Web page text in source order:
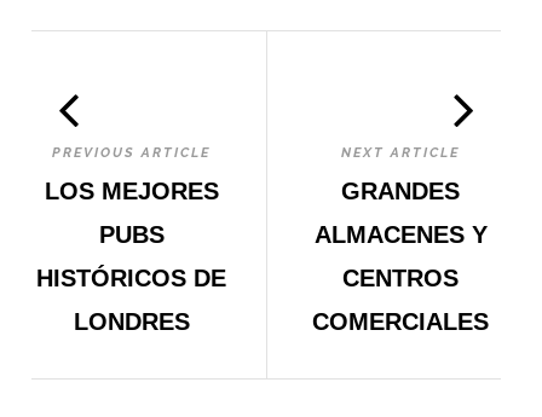
PREVIOUS ARTICLE
LOS MEJORES
PUBS
HISTÓRICOS DE
LONDRES
NEXT ARTICLE
GRANDES
ALMACENES Y
CENTROS
COMERCIALES